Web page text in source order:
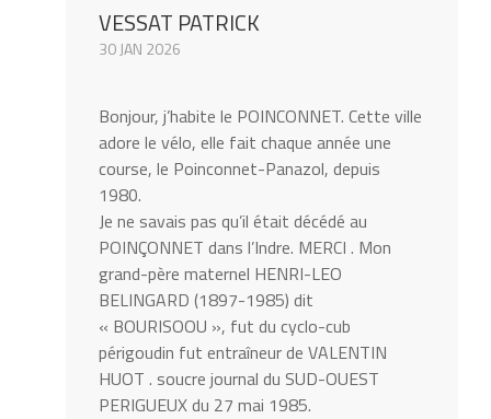
VESSAT PATRICK
30 JAN 2026
Bonjour, j’habite le POINCONNET. Cette ville
adore le vélo, elle fait chaque année une
course, le Poinconnet-Panazol, depuis
1980.
Je ne savais pas qu’il était décédé au
POINÇONNET dans l’Indre. MERCI . Mon
grand-père maternel HENRI-LEO
BELINGARD (1897-1985) dit
« BOURISOOU », fut du cyclo-cub
périgoudin fut entraîneur de VALENTIN
HUOT . soucre journal du SUD-OUEST
PERIGUEUX du 27 mai 1985.